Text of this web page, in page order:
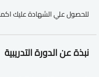
للحصول علي الشهادة عليك اكمال
نبذة عن الدورة التدريبية